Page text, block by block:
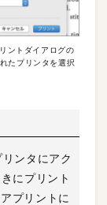
ントダイアログの
たプリンタを選択
ンタにアク
にプリント
プリントに